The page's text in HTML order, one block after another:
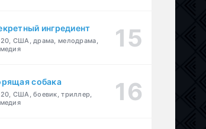
ингредиент
США, драма, мелодрама,
собака
США, боевик, триллер,